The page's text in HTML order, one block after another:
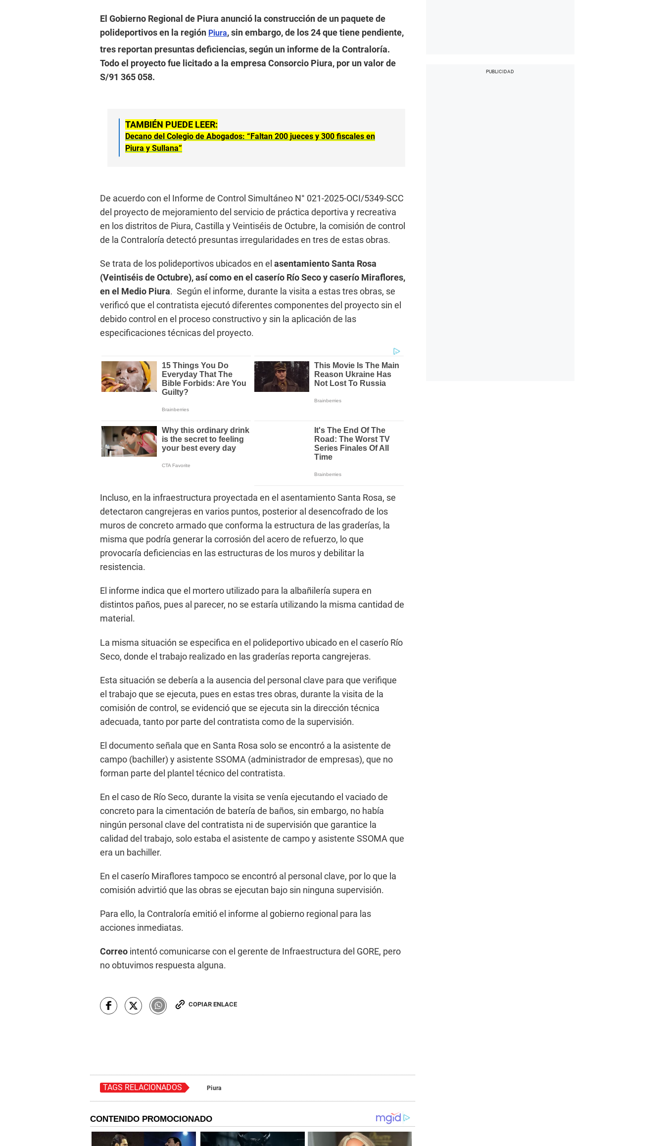
El Gobierno Regional de Piura anunció la construcción de un paquete de
polideportivos en la región Piura, sin embargo, de los 24 que tiene pendiente,
tres reportan presuntas deficiencias, según un informe de la Contraloría.
Todo el proyecto fue licitado a la empresa Consorcio Piura, por un valor de
S/91 365 058.
TAMBIÉN PUEDE LEER:
Decano del Colegio de Abogados: “Faltan 200 jueces y 300 fiscales en
Piura y Sullana”
De acuerdo con el Informe de Control Simultáneo N° 021-2025-OCI/5349-SCC
del proyecto de mejoramiento del servicio de práctica deportiva y recreativa
en los distritos de Piura, Castilla y Veintiséis de Octubre, la comisión de control
de la Contraloría detectó presuntas irregularidades en tres de estas obras.
Se trata de los polideportivos ubicados en el asentamiento Santa Rosa
(Veintiséis de Octubre), así como en el caserío Río Seco y caserío Miraflores,
en el Medio Piura. Según el informe, durante la visita a estas tres obras, se
verificó que el contratista ejecutó diferentes componentes del proyecto sin el
debido control en el proceso constructivo y sin la aplicación de las
especificaciones técnicas del proyecto.
Incluso, en la infraestructura proyectada en el asentamiento Santa Rosa, se
detectaron cangrejeras en varios puntos, posterior al desencofrado de los
muros de concreto armado que conforma la estructura de las graderías, la
misma que podría generar la corrosión del acero de refuerzo, lo que
provocaría deficiencias en las estructuras de los muros y debilitar la
resistencia.
El informe indica que el mortero utilizado para la albañilería supera en
distintos paños, pues al parecer, no se estaría utilizando la misma cantidad de
material.
La misma situación se especifica en el polideportivo ubicado en el caserío Río
Seco, donde el trabajo realizado en las graderías reporta cangrejeras.
Esta situación se debería a la ausencia del personal clave para que verifique
el trabajo que se ejecuta, pues en estas tres obras, durante la visita de la
comisión de control, se evidenció que se ejecuta sin la dirección técnica
adecuada, tanto por parte del contratista como de la supervisión.
El documento señala que en Santa Rosa solo se encontró a la asistente de
campo (bachiller) y asistente SSOMA (administrador de empresas), que no
forman parte del plantel técnico del contratista.
En el caso de Río Seco, durante la visita se venía ejecutando el vaciado de
concreto para la cimentación de batería de baños, sin embargo, no había
ningún personal clave del contratista ni de supervisión que garantice la
calidad del trabajo, solo estaba el asistente de campo y asistente SSOMA que
era un bachiller.
En el caserío Miraflores tampoco se encontró al personal clave, por lo que la
comisión advirtió que las obras se ejecutan bajo sin ninguna supervisión.
Para ello, la Contraloría emitió el informe al gobierno regional para las
acciones inmediatas.
Correo intentó comunicarse con el gerente de Infraestructura del GORE, pero
no obtuvimos respuesta alguna.
COPIAR ENLACE
TAGS RELACIONADOS Piura